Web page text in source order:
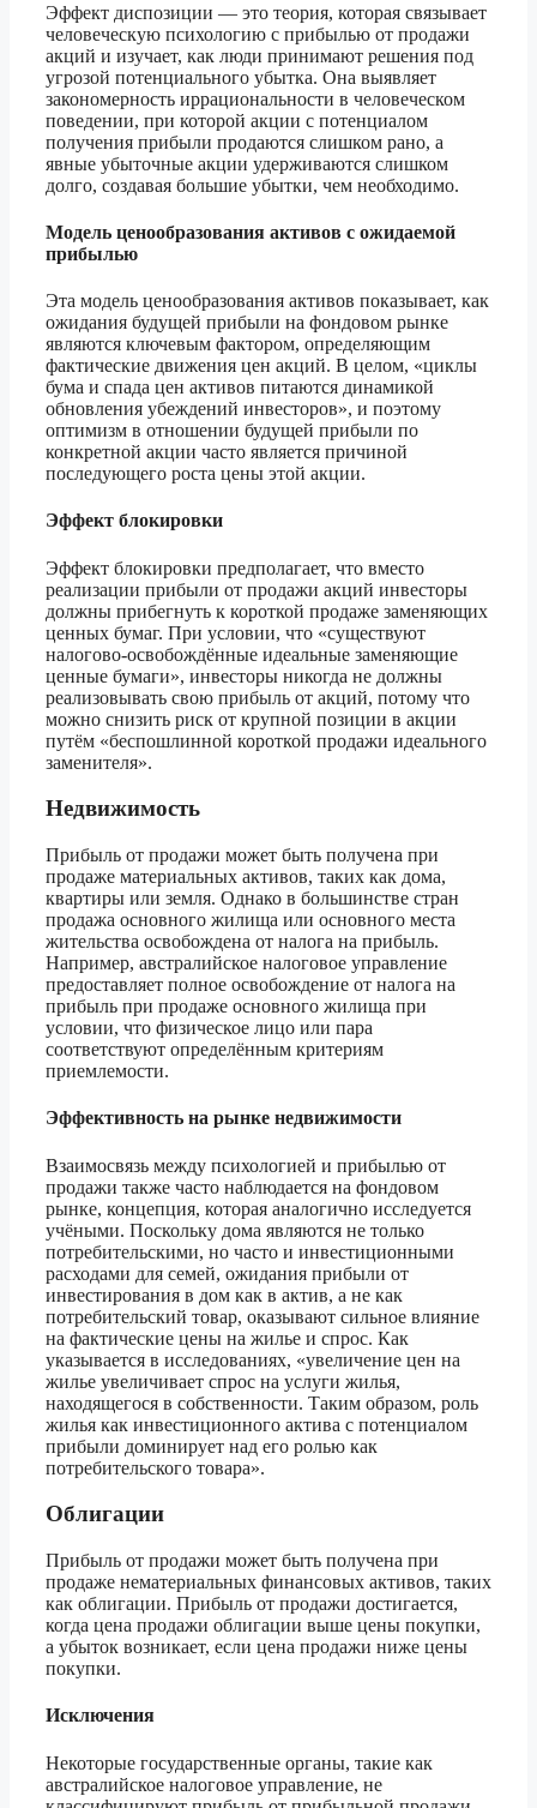
Эффект диспозиции — это теория, которая связывает
человеческую психологию с прибылью от продажи
акций и изучает, как люди принимают решения под
угрозой потенциального убытка. Она выявляет
закономерность иррациональности в человеческом
поведении, при которой акции с потенциалом
получения прибыли продаются слишком рано, а
явные убыточные акции удерживаются слишком
долго, создавая большие убытки, чем необходимо.
Модель ценообразования активов с ожидаемой
прибылью
Эта модель ценообразования активов показывает, как
ожидания будущей прибыли на фондовом рынке
являются ключевым фактором, определяющим
фактические движения цен акций. В целом, «циклы
бума и спада цен активов питаются динамикой
обновления убеждений инвесторов», и поэтому
оптимизм в отношении будущей прибыли по
конкретной акции часто является причиной
последующего роста цены этой акции.
Эффект блокировки
Эффект блокировки предполагает, что вместо
реализации прибыли от продажи акций инвесторы
должны прибегнуть к короткой продаже заменяющих
ценных бумаг. При условии, что «существуют
налогово-освобождённые идеальные заменяющие
ценные бумаги», инвесторы никогда не должны
реализовывать свою прибыль от акций, потому что
можно снизить риск от крупной позиции в акции
путём «беспошлинной короткой продажи идеального
заменителя».
Недвижимость
Прибыль от продажи может быть получена при
продаже материальных активов, таких как дома,
квартиры или земля. Однако в большинстве стран
продажа основного жилища или основного места
жительства освобождена от налога на прибыль.
Например, австралийское налоговое управление
предоставляет полное освобождение от налога на
прибыль при продаже основного жилища при
условии, что физическое лицо или пара
соответствуют определённым критериям
приемлемости.
Эффективность на рынке недвижимости
Взаимосвязь между психологией и прибылью от
продажи также часто наблюдается на фондовом
рынке, концепция, которая аналогично исследуется
учёными. Поскольку дома являются не только
потребительскими, но часто и инвестиционными
расходами для семей, ожидания прибыли от
инвестирования в дом как в актив, а не как
потребительский товар, оказывают сильное влияние
на фактические цены на жилье и спрос. Как
указывается в исследованиях, «увеличение цен на
жилье увеличивает спрос на услуги жилья,
находящегося в собственности. Таким образом, роль
жилья как инвестиционного актива с потенциалом
прибыли доминирует над его ролью как
потребительского товара».
Облигации
Прибыль от продажи может быть получена при
продаже нематериальных финансовых активов, таких
как облигации. Прибыль от продажи достигается,
когда цена продажи облигации выше цены покупки,
а убыток возникает, если цена продажи ниже цены
покупки.
Исключения
Некоторые государственные органы, такие как
австралийское налоговое управление, не